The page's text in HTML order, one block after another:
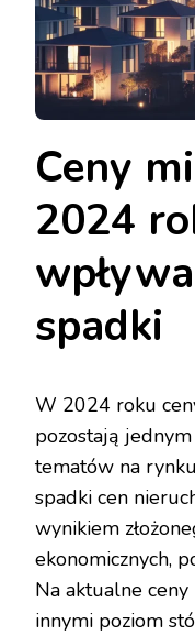
Ceny
2024
spadki
W 2024 roku
pozostają
tematów na
spadki cen
wynikiem
ekonomicznych,
Na aktualne
innymi poziom